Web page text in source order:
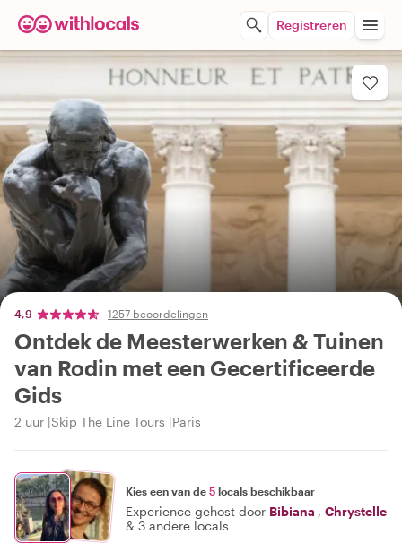
Registreren
4,9 1257 beoordelingen
Ontdek de Meesterwerken & Tuinen
van Rodin met een Gecertificeerde
Gids
2 uur Skip The Line Tours Paris
Kies een van de 5 locals beschikbaar
Experience gehost door Bibiana , Chrystelle
& 3 andere locals